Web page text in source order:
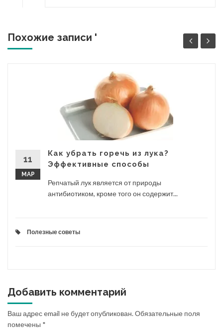
Похожие записи '
11
МАР
Как убрать горечь из лука?
Эффективные способы
Репчатый лук является от природы
антибиотиком, кроме того он содержит...
Полезные советы
Добавить комментарий
Ваш адрес email не будет опубликован.Обязательные поля
помечены *